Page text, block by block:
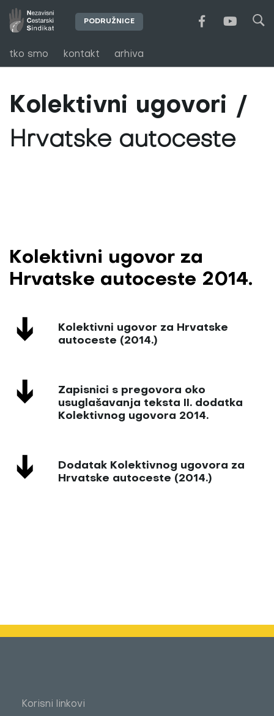
tko smo kontakt arhiva
PODRUŽNICE
Kolektivni ugovori
Hrvatske autoceste
Kolektivni ugovor za
Hrvatske autoceste 2014.
Kolektivni ugovor za Hrvatske
autoceste (2014.)
Zapisnici s pregovora oko
usuglašavanja teksta II. dodatka
Kolektivnog ugovora 2014.
Dodatak Kolektivnog ugovora za
Hrvatske autoceste (2014.)
Korisni linkovi